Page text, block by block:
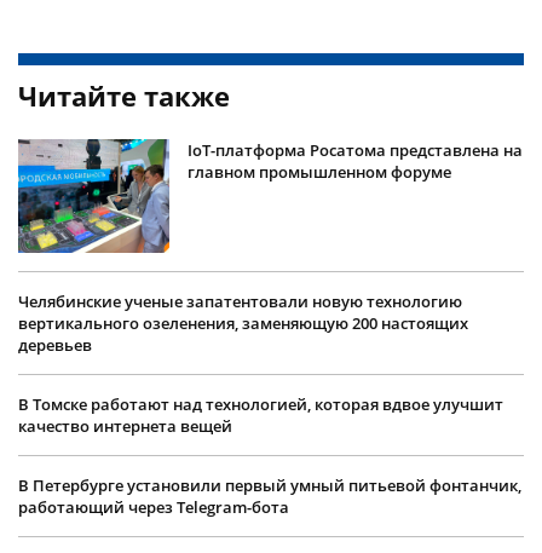
Читайте также
IoT-платформа Росатома представлена на
главном промышленном форуме
Челябинские ученые запатентовали новую технологию
вертикального озеленения, заменяющую 200 настоящих
деревьев
В Томске работают над технологией, которая вдвое улучшит
качество интернета вещей
В Петербурге установили первый умный питьевой фонтанчик,
работающий через Telegram-бота